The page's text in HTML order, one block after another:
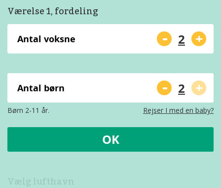
Værelse 1, fordeling
Antal voksne - +
Antal børn - +
Børn 2-11 år. Rejser I med en baby?
OK
Vælg lufthavn